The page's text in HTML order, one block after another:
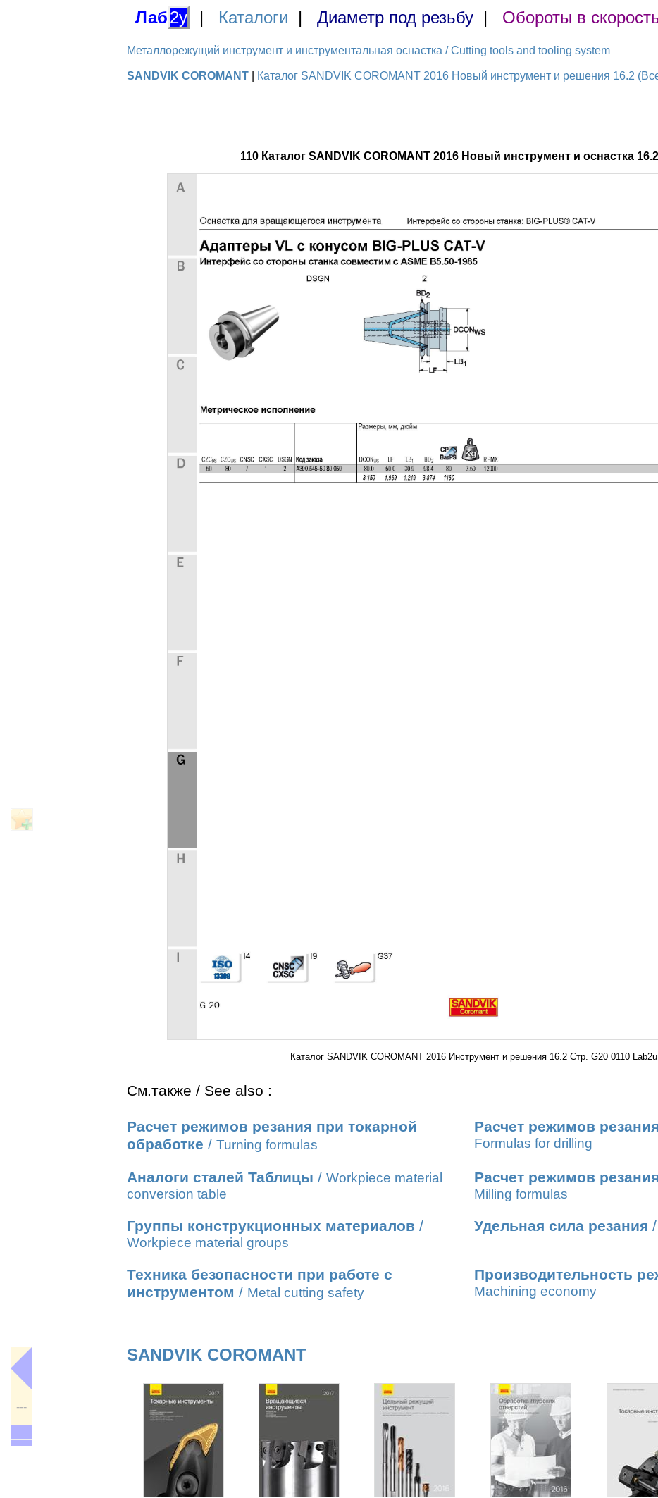
Лаб2у | Каталоги | Диаметр под резьбу | Обороты в
Металлорежущий инструмент и инструментальная оснастка / Cutting tools and tooling system
SANDVIK COROMANT Каталог SANDVIK COROMANT 2016 Новый инструмент и решения 16.2
110 Каталог SANDVIK COROMANT 2016 Новый инструмент и оснастка
Каталог SANDVIK COROMANT 2016 Инструмент и решения 16.2 Стр. G20 0110 Lab2u
См.также / See also :
Расчет режимов резания при токарной
обработке / Turning formulas
Расчет режимов
Formulas for drilling
Аналоги сталей Таблицы / Workpiece material
conversion table
Расчет режимов
Milling formulas
Группы конструкционных материалов /
Workpiece material groups
Удельная сила резания /
Техника безопасности при работе с
инструментом / Metal cutting safety
Производительность
Machining economy
SANDVIK COROMANT
---